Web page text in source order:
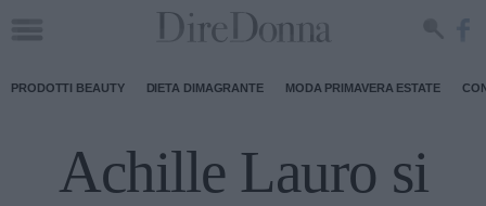
PRODOTTI BEAUTY DIETA DIMAGRANTE MODA PRIMAVERA ESTATE
Achille Lauro si